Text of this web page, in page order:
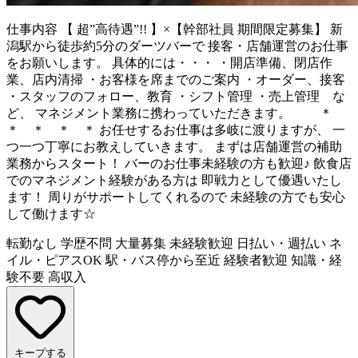
仕事内容
【 超”高待遇”!! 】×【幹部社員 期間限定募集】 新
潟駅から徒歩約5分のダーツバーで 接客・店舗運営のお仕事
をお願いします。 具体的には・・・ ・開店準備、閉店作
業、店内清掃 ・お客様を席までのご案内 ・オーダー、接客
・スタッフのフォロー、教育 ・シフト管理 ・売上管理 な
ど、 マネジメント業務に携わっていただきます。 ＊
＊ ＊ ＊ ＊ お任せするお仕事は多岐に渡りますが、 一
つ一つ丁寧にお教えしていきます。 まずは店舗運営の補助
業務からスタート！ バーのお仕事未経験の方も歓迎♪ 飲食店
でのマネジメント経験がある方は 即戦力として優遇いたし
ます！ 周りがサポートしてくれるので 未経験の方でも安心
して働けます☆
転勤なし 学歴不問 大量募集 未経験歓迎 日払い・週払い ネ
イル・ピアスOK 駅・バス停から至近 経験者歓迎 知識・経
験不要 高収入
キープする